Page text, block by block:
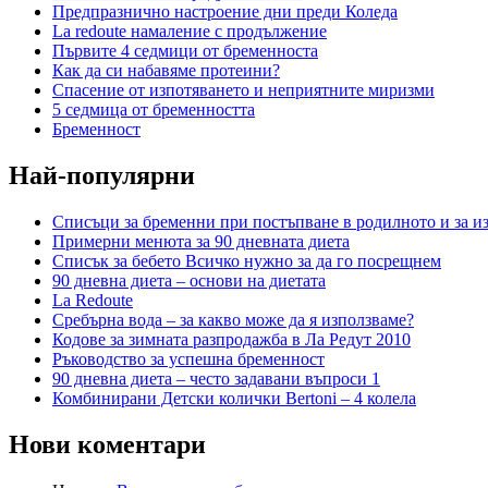
Предпразнично настроение дни преди Коледа
La redoute намаление с продължение
Първите 4 седмици от бременноста
Как да си набавяме протеини?
Спасение от изпотяването и неприятните миризми
5 седмица от бременността
Бременност
Най-популярни
Списъци за бременни при постъпване в родилното и за
Примерни менюта за 90 дневната диета
Списък за бебето Всичко нужно за да го посрещнем
90 дневна диета – основи на диетата
La Redoute
Сребърна вода – за какво може да я използваме?
Кодове за зимната разпродажба в Ла Редут 2010
Ръководство за успешна бременност
90 дневна диета – често задавани въпроси 1
Комбинирани Детски колички Bertoni – 4 колела
Нови коментари